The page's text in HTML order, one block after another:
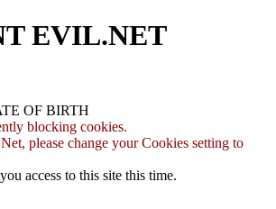
EVIL.NET
OF BIRTH
blocking cookies.
please change your Cookies setting to
access to this site this time.